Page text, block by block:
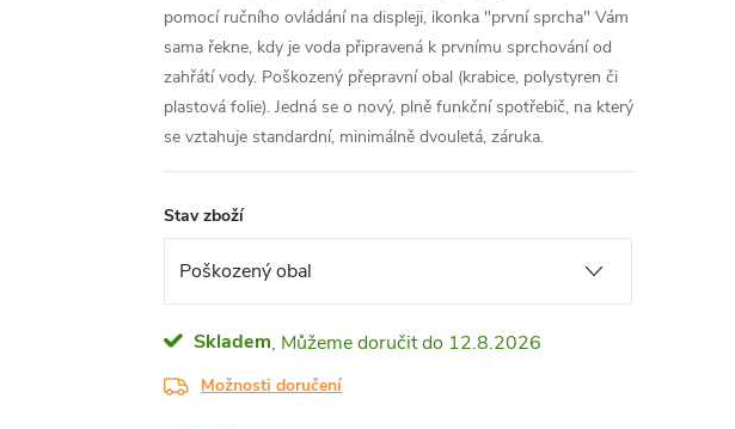
pomocí ručního ovládání na displeji, ikonka "první sprcha" Vám
sama řekne, kdy je voda připravená k prvnímu sprchování od
zahřátí vody. Poškozený přepravní obal (krabice, polystyren či
plastová folie). Jedná se o nový, plně funkční spotřebič, na který
se vztahuje standardní, minimálně dvouletá, záruka.
Stav zboží
Skladem 12.8.2026
Možnosti doručení